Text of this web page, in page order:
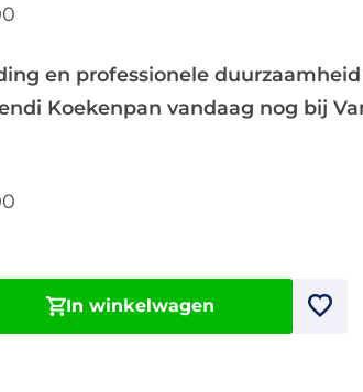
en professionele
Koekenpan vandaag nog bij
In winkelwagen